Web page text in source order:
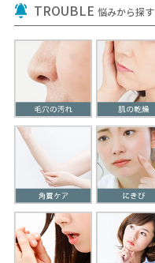
TROUBLE 悩みから探す